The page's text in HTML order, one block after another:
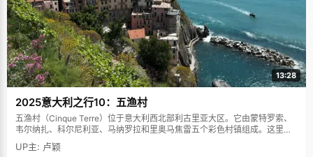
13:28
2025意大利之行10：五渔村
五渔村（Cinque Terre）位于意大利西北部利古里亚大区。它由蒙特罗索、
韦尔纳扎、科尔尼利亚、马纳罗拉和里奥马焦雷五个彩色村镇组成。这里依
山傍海，房屋色彩斑斓，1997年被列为世界文化遗产。
UP主: 卢颖